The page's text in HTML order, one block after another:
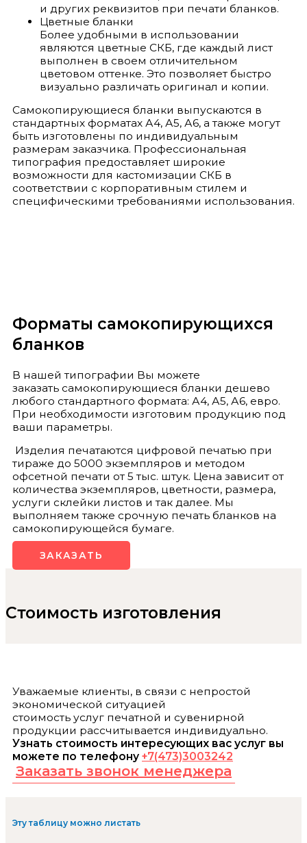
и других реквизитов при печати бланков.
Цветные бланки
Более удобными в использовании
являются цветные СКБ, где каждый лист
выполнен в своем отличительном
цветовом оттенке. Это позволяет быстро
визуально различать оригинал и копии.
Самокопирующиеся бланки выпускаются в
стандартных форматах А4, А5, А6, а также могут
быть изготовлены по индивидуальным
размерам заказчика. Профессиональная
типография предоставляет широкие
возможности для кастомизации СКБ в
соответствии с корпоративным стилем и
специфическими требованиями использования.
Форматы самокопирующихся
бланков
В нашей типографии Вы можете
заказать самокопирующиеся бланки дешево
любого стандартного формата: А4, А5, А6, евро.
При необходимости изготовим продукцию под
ваши параметры.
Изделия печатаются цифровой печатью при
тираже до 5000 экземпляров и методом
офсетной печати от 5 тыс. штук. Цена зависит от
количества экземпляров, цветности, размера,
услуги склейки листов и так далее. Мы
выполняем также срочную печать бланков на
самокопирующейся бумаге.
ЗАКАЗАТЬ
Стоимость изготовления
Уважаемые клиенты, в связи с непростой
экономической ситуацией
стоимость услуг печатной и сувенирной
продукции рассчитывается индивидуально.
Узнать стоимость интересующих вас услуг вы
можете по телефону +7(473)3003242
Заказать звонок менеджера
Эту таблицу можно листать